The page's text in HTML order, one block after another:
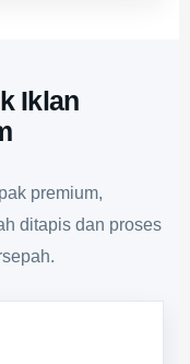
Iklan
premium,
ditapis dan proses